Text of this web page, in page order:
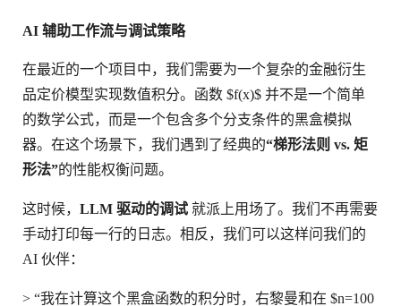
AI 辅助工作流与调试策略
在最近的一个项目中，我们需要为一个复杂的金融衍生
品定价模型实现数值积分。函数 $f(x)$ 并不是一个简单
的数学公式，而是一个包含多个分支条件的黑盒模拟
器。在这个场景下，我们遇到了经典的“梯形法则 vs. 矩
形法”的性能权衡问题。
这时候， LLM 驱动的调试 就派上用场了。我们不再需要
手动打印每一行的日志。相反，我们可以这样问我们的
AI 伙伴：
> “我在计算这个黑盒函数的积分时，右黎曼和在 $n=100